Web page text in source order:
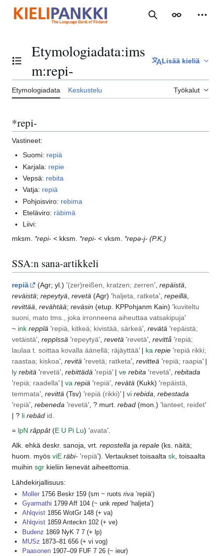
sisältöön
Haku Ulkoasu
Vaihda sisällysluettelo
Etymologiadata:ims
m:repi-
Lisää kieliä
Etymologiadata Keskustelu Työkalut
*repi-
Vastineet:
Suomi: repiä
Karjala: repie
Vepsä: rebita
Vatja: repiä
Pohjoisviro: rebima
Eteläviro: räbimä
Liivi:
mksm. *repi- < kksm. *repi- < vksm. *repǝ-j- (P.K.)
SSA:n sana-artikkeli
repiä (Agr; yl.) ’(zer)reißen, kratzen; zerren’, repäistä
reväistä; repeytyä revetä (Agr) ’haljeta, ratketa’, repeillä
revittää revähtää; reväsin (etup. KPPohjanm Kain) ’kuviteltu
suoni, mato tms., joka irronneena aiheuttaa vatsakipuja’
~ ink reppīä ’repiä, kitkeä; kivistää, särkeä’, revätä ’repäistä;
vetäistä’, reppīssä ’repeytyä’, revetä ’revetä’, revittǟ ’repiä;
laulaa t. soittaa kovalla äänellä; räjäyttää’ | ka repie ’repiä rikki;
raastaa; kiskoa’, revitä ’revetä; ratketa’, revitteä ’repiä; raapia’ |
ly rebitä ’revetä’, rebittädä ’repiä’ | ve rebita ’revetä’, rebitada
’repiä; raadella’ | va repiä ’repiä’, revätä (Kukk) ’repäistä,
temmata’, revittä (Tsv) ’repiä (rikki)’ | vi rebida rebestada
’repiä’, rebeneda ’revetä’, ? murt. rebad (mon.) ’lanteet, reidet’
| ? li rebād id.
= lpN râppât(E U Pi Lu) ’avata’.
Alk. ehkä deskr. sanoja, vrt. repostella ja repale (ks. näitä;
huom. myös viE räbi- ’repiä’). Vertaukset toisaalta sk, toisaalta
muihin sgr kieliin lienevät aiheettomia.
Lähdekirjallisuus:
Moller1756 Beskr 159 (sm ~ ruots riva’repiä’)
Gyarmathi 1799 Aff 104 (~ unk reped’haljeta’)
Ahlqvist1856 WotGr 148 (+ va)
Ahlqvist1859 Anteckn 102 (+ ve)
Budenz 1869 NyK 7 7 (+ lp)
MUSz 1873–81 656 (+ vi vog)
Paasonen1907–09 FUF 7 26 (~ ieur)